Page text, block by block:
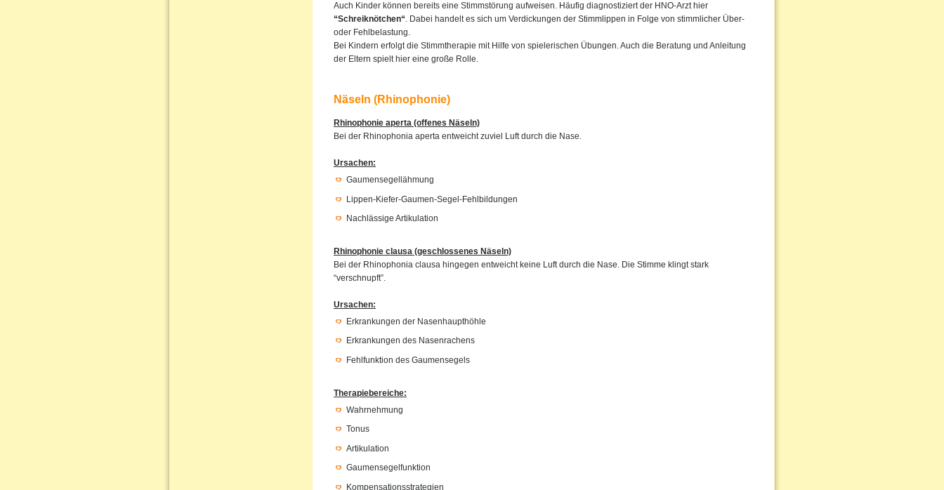
Auch Kinder können bereits eine Stimmstörung aufweisen. Häufig diagnostiziert der HNO-Arzt hier
“Schreiknötchen“. Dabei handelt es sich um Verdickungen der Stimmlippen in Folge von stimmlicher Über-
oder Fehlbelastung.
Bei Kindern erfolgt die Stimmtherapie mit Hilfe von spielerischen Übungen. Auch die Beratung und Anleitung
der Eltern spielt hier eine große Rolle.
Näseln (Rhinophonie)
Rhinophonie aperta (offenes Näseln)
Bei der Rhinophonia aperta entweicht zuviel Luft durch die Nase.
Ursachen:
Gaumensegellähmung
Lippen-Kiefer-Gaumen-Segel-Fehlbildungen
Nachlässige Artikulation
Rhinophonie clausa (geschlossenes Näseln)
Bei der Rhinophonia clausa hingegen entweicht keine Luft durch die Nase. Die Stimme klingt stark
“verschnupft”.
Ursachen:
Erkrankungen der Nasenhaupthöhle
Erkrankungen des Nasenrachens
Fehlfunktion des Gaumensegels
Therapiebereiche:
Wahrnehmung
Tonus
Artikulation
Gaumensegelfunktion
Kompensationsstrategien